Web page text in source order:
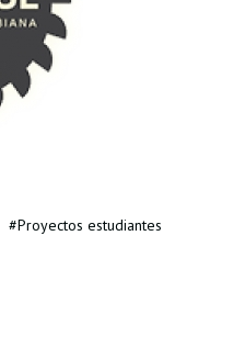
Proyectos estudiantes